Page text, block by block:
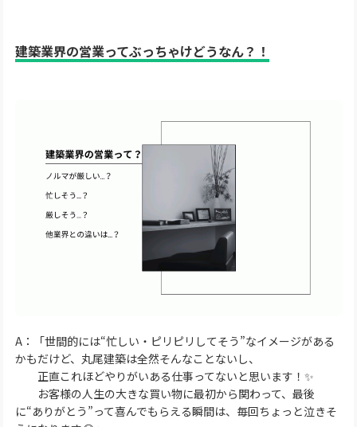
建築業界の営業ってぶっちゃけどうなん？！
A：「世間的には“忙しい・ピリピリしてそう”なイメージがある
かもだけど、丸尾建築は全然そんなことないし、
正直これほどやりがいある仕事ってないと思います！✨
お客様の人生の大きな買い物に最初から関わって、最後
に“ありがとう”って喜んでもらえる瞬間は、毎回ちょっと泣きそ